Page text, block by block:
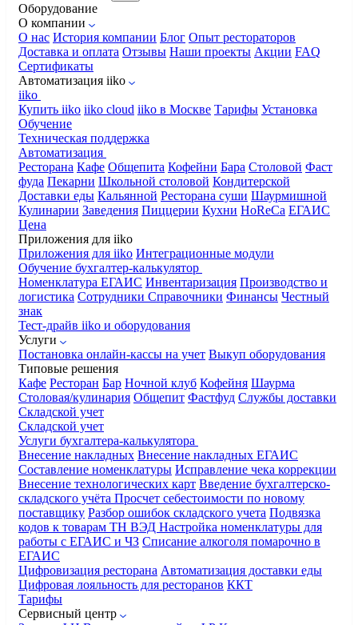
Оборудование
О компании
О нас История компании Блог Опыт рестораторов
Доставка и оплата Отзывы Наши проекты Акции FAQ
Сертификаты
Автоматизация iiko
iiko
Купить iiko iiko cloud iiko в Москве Тарифы Установка
Обучение
Техническая поддержка
Автоматизация
Ресторана Кафе Общепита Кофейни Бара Столовой Фаст
фуда Пекарни Школьной столовой Кондитерской
Доставки еды Кальянной Ресторана суши Шаурмишной
Кулинарии Заведения Пиццерии Кухни HoReCa ЕГАИС
Цена
Приложения для iiko
Приложения для iiko Интеграционные модули
Обучение бухгалтер-калькулятор
Номенклатура ЕГАИС Инвентаризация Производство и
логистика Сотрудники Справочники Финансы Честный
знак
Тест-драйв iiko и оборудования
Услуги
Постановка онлайн-кассы на учет Выкуп оборудования
Типовые решения
Кафе Ресторан Бар Ночной клуб Кофейня Шаурма
Столовая/кулинария Общепит Фастфуд Службы доставки
Складской учет
Складской учет
Услуги бухгалтера-калькулятора
Внесение накладных Внесение накладных ЕГАИС
Составление номенклатуры Исправление чека коррекции
Внесение технологических карт Введение бухгалтерско-
складского учёта Просчет себестоимости по новому
поставщику Разбор ошибок складского учета Подвязка
кодов к товарам ТН ВЭД Настройка номенклатуры для
работы с ЕГАИС и ЧЗ Списание алкоголя помарочно в
ЕГАИС
Цифровизация ресторана Автоматизация доставки еды
Цифровая лояльность для ресторанов ККТ
Тарифы
Сервисный центр